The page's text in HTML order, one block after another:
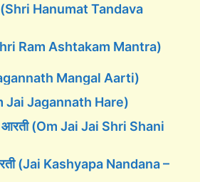
(Shri Hanumat Tandava
Ram Ashtakam Mantra)
Mangal Aarti)
Jai Jagannath Hare)
आरती (Om Jai Jai Shri Shani
(Jai Kashyapa Nandana –